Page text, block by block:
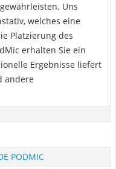
Uns
welches eine
Platzierung des
erhalten Sie ein
Ergebnisse liefert
andere
PODMIC